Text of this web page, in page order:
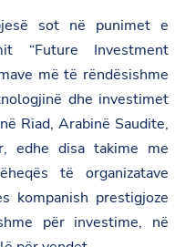
sot në punimet e
“Future Investment
më të rëndësishme
dhe investimet
Riad, Arabinë Saudite,
edhe disa takime me
të organizatave
kompanish prestigjoze
për investime, në